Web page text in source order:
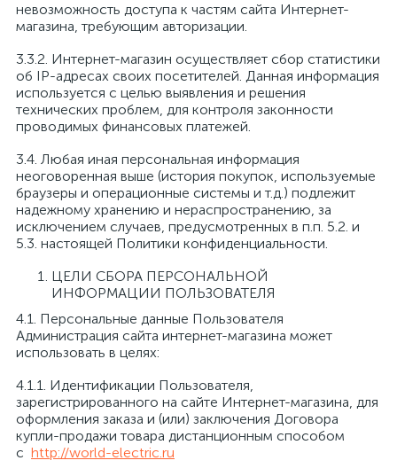
невозможность доступа к частям сайта Интернет-
магазина, требующим авторизации.
3.3.2. Интернет-магазин осуществляет сбор статистики
об IP-адресах своих посетителей. Данная информация
используется с целью выявления и решения
технических проблем, для контроля законности
проводимых финансовых платежей.
3.4. Любая иная персональная информация
неоговоренная выше (история покупок, используемые
браузеры и операционные системы и т.д.) подлежит
надежному хранению и нераспространению, за
исключением случаев, предусмотренных в п.п. 5.2. и
5.3. настоящей Политики конфиденциальности.
ЦЕЛИ СБОРА ПЕРСОНАЛЬНОЙ
ИНФОРМАЦИИ ПОЛЬЗОВАТЕЛЯ
4.1. Персональные данные Пользователя
Администрация сайта интернет-магазина может
использовать в целях:
4.1.1. Идентификации Пользователя,
зарегистрированного на сайте Интернет-магазина, для
оформления заказа и (или) заключения Договора
купли-продажи товара дистанционным способом
с http://world-electric.ru